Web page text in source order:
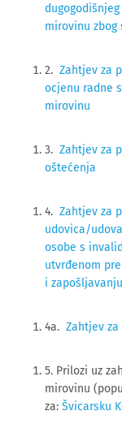
mirovinu zbog
2. Zahtjev za
ocjenu radne
mirovinu
3. Zahtjev za
oštećenja
4. Zahtjev za
udovica/
osobe s
utvrđenom
i
4a. Zahtjev
5. Prilozi uz
mirovinu
za: Švicarsku